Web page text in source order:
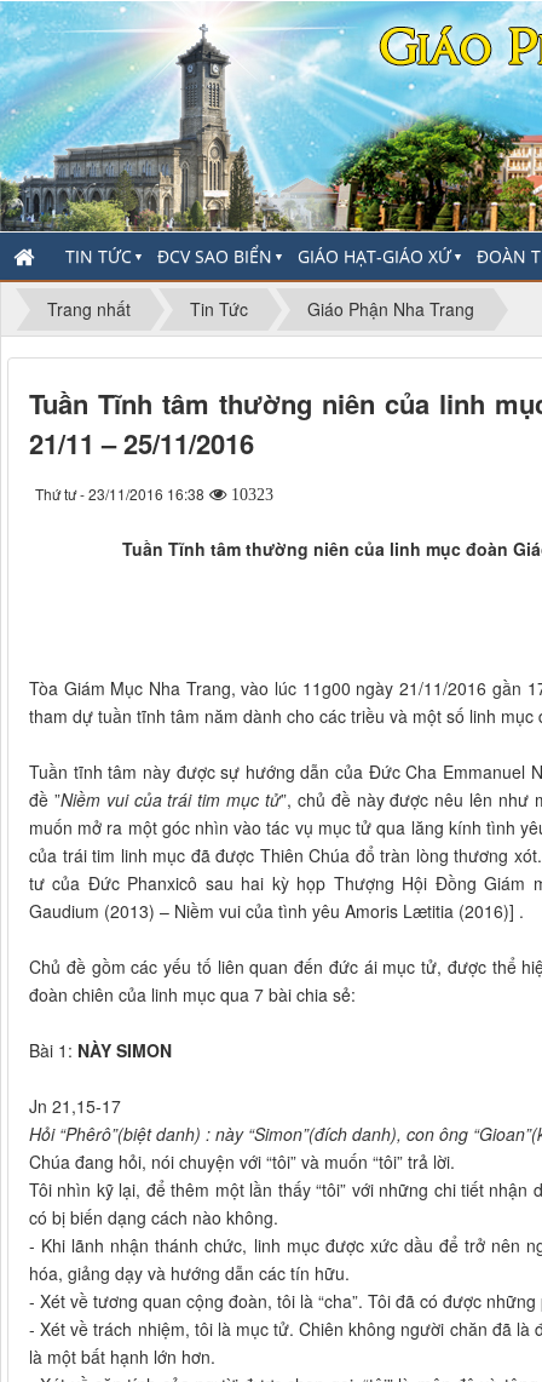
TIN TỨC ▼ ĐCV SAO BIỂN ▼ GIÁO HẠT-GIÁO XỨ▼ ĐOÀN
Trang nhất Tin Tức Giáo Phận Nha Trang
Tuần Tĩnh tâm thường niên của linh
21/11 – 25/11/2016
Thứ tư - 23/11/2016 16:38 10323
Tuần Tĩnh tâm thường niên của linh mục đoàn
Tòa Giám Mục Nha Trang, vào lúc 11g00 ngày 21/11/2016 gần
tham dự tuần tĩnh tâm năm dành cho các triều và một số linh
Tuần tĩnh tâm này được sự hướng dẫn của Đức Cha Emmanuel
đề ”Niềm vui của trái tim mục tử”, chủ đề này được nêu lên như
muốn mở ra một góc nhìn vào tác vụ mục tử qua lăng kính tình
của trái tim linh mục đã được Thiên Chúa đổ tràn lòng thương
tư của Đức Phanxicô sau hai kỳ họp Thượng Hội Đồng Giám
Gaudium (2013) – Niềm vui của tình yêu Amoris Lætitia (2016)] .
Chủ đề gồm các yếu tố liên quan đến đức ái mục tử, được thể
đoàn chiên của linh mục qua 7 bài chia sẻ:
Bài 1: NÀY SIMON
Jn 21,15-17
Hỏi “Phêrô”(biệt danh) : này “Simon”(đích danh), con ông
Chúa đang hỏi, nói chuyện với “tôi” và muốn “tôi” trả lời.
Tôi nhìn kỹ lại, để thêm một lần thấy “tôi” với những chi tiết
có bị biến dạng cách nào không.
- Khi lãnh nhận thánh chức, linh mục được xức dầu để trở nên
hóa, giảng dạy và hướng dẫn các tín hữu.
- Xét về tương quan cộng đoàn, tôi là “cha”. Tôi đã có được
- Xét về trách nhiệm, tôi là mục tử. Chiên không người chăn đã
là một bất hạnh lớn hơn.